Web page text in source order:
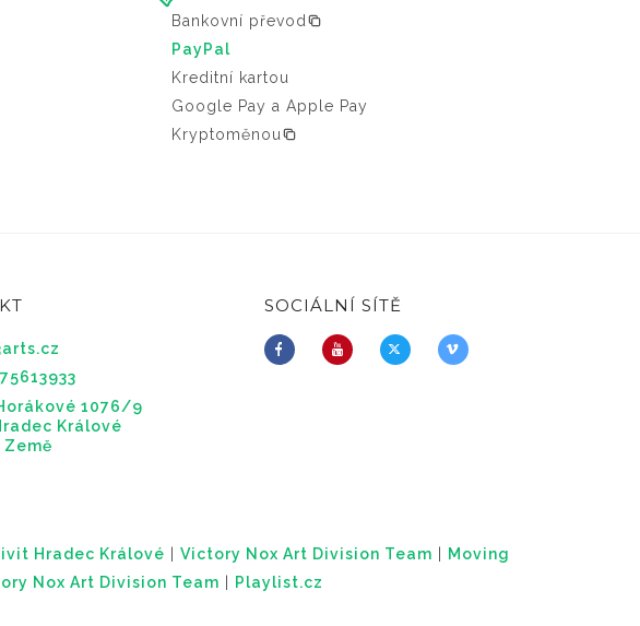
Bankovní převod
PayPal
Kreditní kartou
Google Pay a Apple Pay
Kryptoměnou
1076/9
Králové
Země
SOCIÁLNÍ SÍTĚ
Hradec Králové Victory Nox Art Division Team
Moving
Nox Art Division Team Playlist.cz